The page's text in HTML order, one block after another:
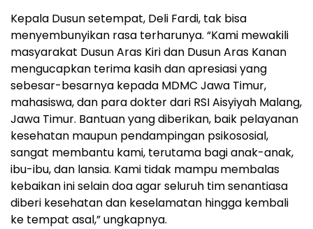
Kepala Dusun setempat, Deli Fardi, tak bisa
menyembunyikan rasa terharunya. “Kami mewakili
masyarakat Dusun Aras Kiri dan Dusun Aras Kanan
mengucapkan terima kasih dan apresiasi yang
sebesar-besarnya kepada MDMC Jawa Timur,
mahasiswa, dan para dokter dari RSI Aisyiyah Malang,
Jawa Timur. Bantuan yang diberikan, baik pelayanan
kesehatan maupun pendampingan psikososial,
sangat membantu kami, terutama bagi anak-anak,
ibu-ibu, dan lansia. Kami tidak mampu membalas
kebaikan ini selain doa agar seluruh tim senantiasa
diberi kesehatan dan keselamatan hingga kembali
ke tempat asal,” ungkapnya.